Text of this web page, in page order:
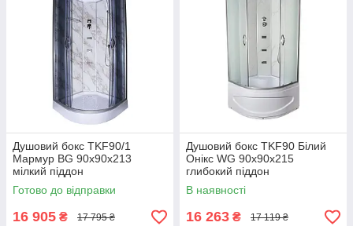
Душовий бокс TKF90/1
Мармур BG 90x90x213
мілкий піддон
Готово до відправки
16 905 ₴ 17 795 ₴
Душовий бокс TKF90 Білий
Онікс WG 90x90x215
глибокий піддон
В наявності
16 263 ₴ 17 119 ₴